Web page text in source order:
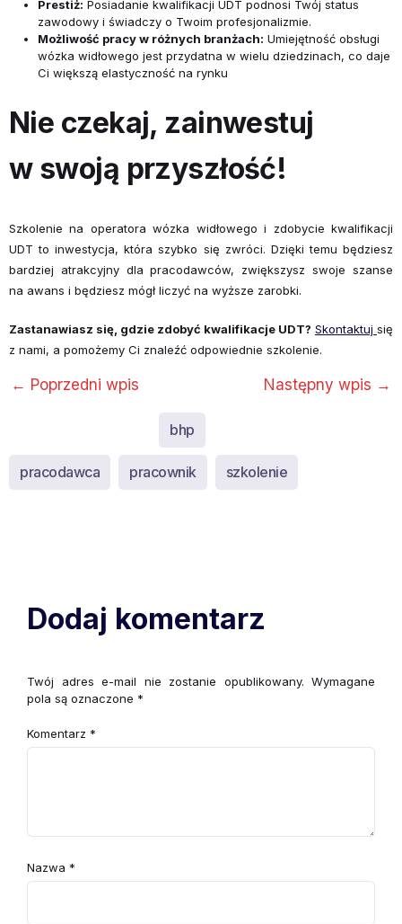
Prestiż: Posiadanie kwalifikacji UDT podnosi Twój status
zawodowy i świadczy o Twoim profesjonalizmie.
Możliwość pracy w różnych branżach: Umiejętność obsługi
wózka widłowego jest przydatna w wielu dziedzinach, co daje
Ci większą elastyczność na rynku
Nie czekaj, zainwestuj
w swoją przyszłość!
Szkolenie na operatora wózka widłowego i zdobycie kwalifikacji
UDT to inwestycja, która szybko się zwróci. Dzięki temu będziesz
bardziej atrakcyjny dla pracodawców, zwiększysz swoje szanse
na awans i będziesz mógł liczyć na wyższe zarobki.
Zastanawiasz się, gdzie zdobyć kwalifikacje UDT? Skontaktuj się
z nami, a pomożemy Ci znaleźć odpowiednie szkolenie.
← Poprzedni wpis Następny wpis →
bhp
pracodawca pracownik szkolenie
Dodaj komentarz
Twój adres e-mail nie zostanie opublikowany. Wymagane
pola są oznaczone *
Komentarz *
Nazwa *